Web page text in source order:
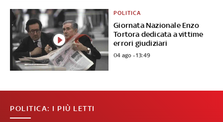
Giornata Nazionale Enzo
Tortora dedicata a vittime
errori giudiziari
POLITICA
04 ago - 13:49
POLITICA: I PIÙ LETTI